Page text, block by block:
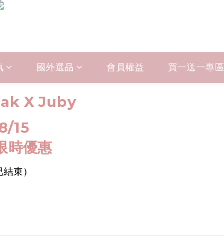
國外選品 會員權益 買一送一專區
X Juby
15
時優惠
結束）